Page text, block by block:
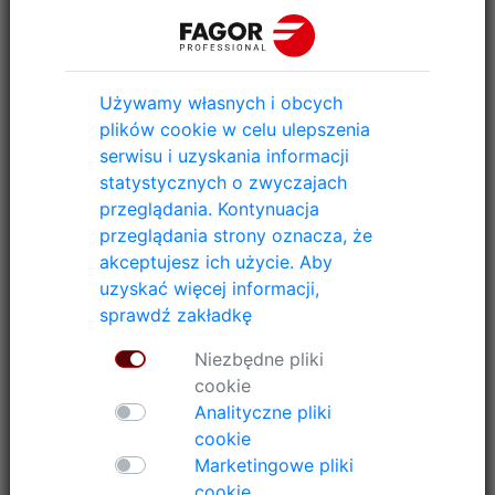
Używamy własnych i obcych
plików cookie w celu ulepszenia
serwisu i uzyskania informacji
statystycznych o zwyczajach
przeglądania. Kontynuacja
przeglądania strony oznacza, że
akceptujesz ich użycie. Aby
uzyskać więcej informacji,
sprawdź zakładkę
Niezbędne pliki
cookie
Analityczne pliki
cookie
Marketingowe pliki